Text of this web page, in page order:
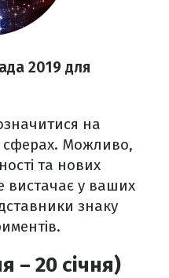
2019 для
на
сферах. Можливо,
та нових
вистачає у ваших
знаку
– 20 січня)